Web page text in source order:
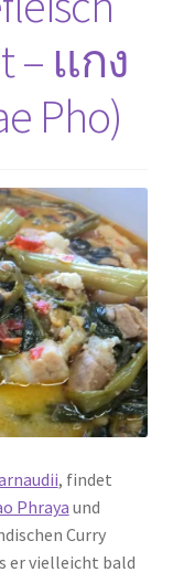
– แกง
Pho)
, findet
Phraya und
Curry
er vielleicht bald